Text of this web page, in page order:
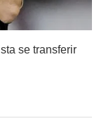
se transferir